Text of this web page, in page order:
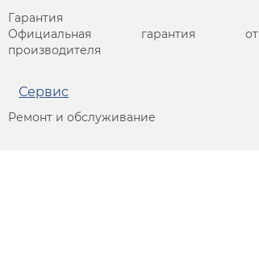
Гарантия
Официальная гарантия от
производителя
Сервис
Ремонт и обслуживание